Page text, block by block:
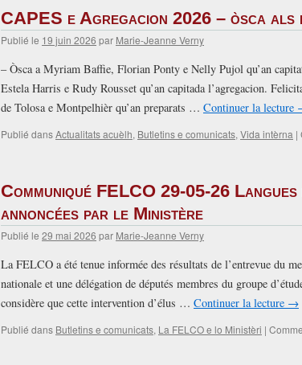
CAPES e Agregacion 2026 – òsca
Publié le 19 juin 2026 par Marie-Jeanne Verny
– Òsca a Myriam Baffie, Florian Ponty e Nelly Pujol qu’an
Estela Harris e Rudy Rousset qu’an capitada l’agregacion.
de Tolosa e Montpelhièr qu’an preparats … Continuer la lecture
Publié dansActualitats acuèlh, Butletins e comunicats, Vida intèrna |
Communiqué FELCO 29-05-26
annoncées par le Ministère
Publié le 29 mai 2026 par Marie-Jeanne Verny
La FELCO a été tenue informée des résultats de l’entrevue du
nationale et une délégation de députés membres du groupe
considère que cette intervention d’élus … Continuer la lecture →
Publié dans Butletins e comunicats, La FELCO e lo Ministèri |